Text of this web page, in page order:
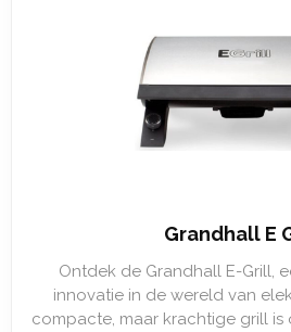
Grandhall E
Ontdek de Grandhall E-Grill,
innovatie in de wereld van
compacte, maar krachtige grill